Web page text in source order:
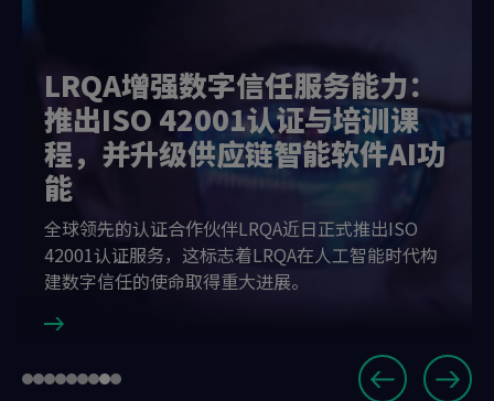
LRQA增强数字信任服务能力：
推出ISO 42001认证与培训课
程，并升级供应链智能软件AI功
能
全球领先的认证合作伙伴LRQA近日正式推出ISO
42001认证服务，这标志着LRQA在人工智能时代构
建数字信任的使命取得重大进展。
Slide
GoGoGoGoGoGoGoGo
Go